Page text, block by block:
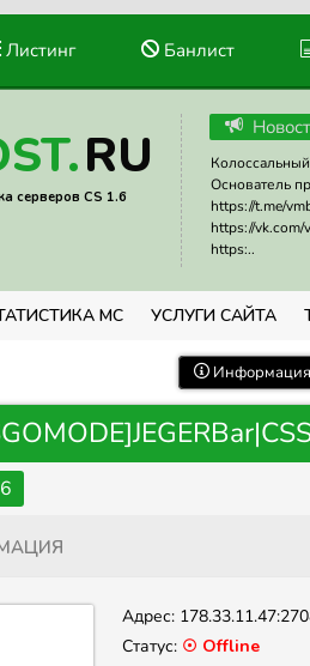
Листинг Банлист
RU
серверов CS 1.6
Основатель
https://t.me/
https://vk.com/
https:..
МС УСЛУГИ САЙТА
Адрес:
Статус: ☉ Offline